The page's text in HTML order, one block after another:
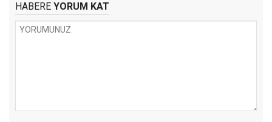
HABERE YORUM KAT